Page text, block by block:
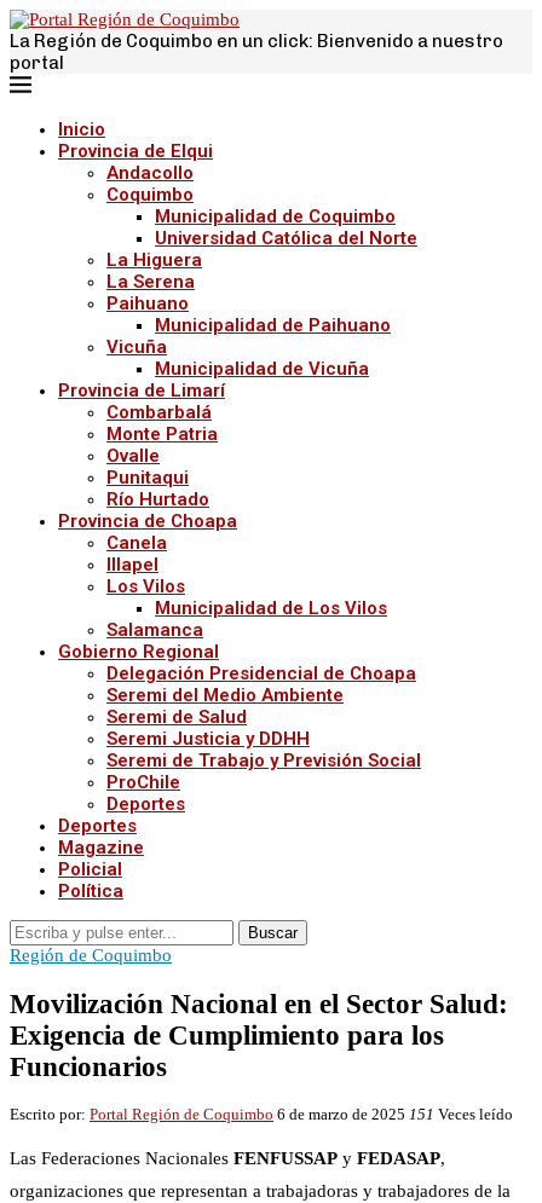
La Región de Coquimbo en un click: Bienvenido a nuestro
portal
Inicio
Provincia de Elqui
Andacollo
Coquimbo
Municipalidad de Coquimbo
Universidad Católica del Norte
La Higuera
La Serena
Paihuano
Municipalidad de Paihuano
Vicuña
Municipalidad de Vicuña
Provincia de Limarí
Combarbalá
Monte Patria
Ovalle
Punitaqui
Río Hurtado
Provincia de Choapa
Canela
Illapel
Los Vilos
Municipalidad de Los Vilos
Salamanca
Gobierno Regional
Delegación Presidencial de Choapa
Seremi del Medio Ambiente
Seremi de Salud
Seremi Justicia y DDHH
Seremi de Trabajo y Previsión Social
ProChile
Deportes
Deportes
Magazine
Policial
Política
Buscar
Región de Coquimbo
Movilización Nacional en el Sector Salud:
Exigencia de Cumplimiento para los
Funcionarios
Escrito por: Portal Región de Coquimbo 6 de marzo de 2025 151 Veces leído
Las Federaciones Nacionales FENFUSSAP y FEDASAP,
organizaciones que representan a trabajadoras y trabajadores de la